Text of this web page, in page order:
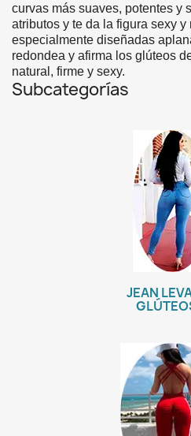
curvas más suaves, potentes y
atributos y te da la figura sexy
especialmente diseñadas
redondea y afirma los glúteos
natural, firme y sexy.
Subcategorías
JEAN